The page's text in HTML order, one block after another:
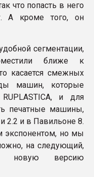
что попасть в него
А кроме того, он
сегментации,
ближе к
касается смежных
машин, которые
и для
печатные машины,
2.2 и в Павильоне 8.
экспонентом, но мы
на следующий,
новую версию